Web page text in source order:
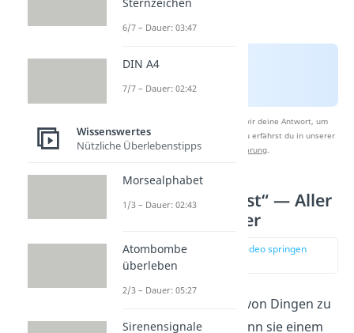
Nach Beantwortung speichern wir deine Antwort, um
Studyflix zu verbessern. Mehr dazu erfährst du in unserer
Datenschutzerklärung.
„Eat the Frog First“ — Aller
Anfang ist schwer
zur Stelle im Video springen
Es ist oft schwer, sich von Dingen zu
trennen, vor allem, wenn sie einem
Sternzeichen
6/7 – Dauer: 03:47
DIN A4
7/7 – Dauer: 02:42
Wissenswertes
Nützliche Überlebenstipps
Morsealphabet
1/3 – Dauer: 02:43
Atombombe
überleben
2/3 – Dauer: 05:27
Sirenensignale